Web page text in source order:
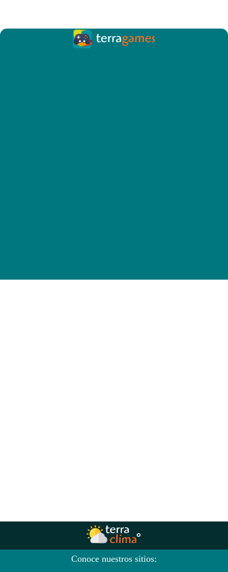
Conoce nuestros sitios: